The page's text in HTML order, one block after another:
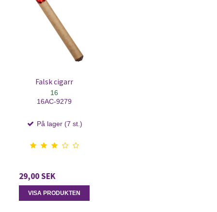
Falsk cigarr
16
16AC-9279
På lager (7 st.)
29,00 SEK
VISA PRODUKTEN